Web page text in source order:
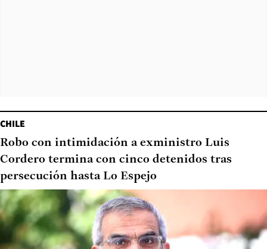
CHILE
Robo con intimidación a exministro Luis
Cordero termina con cinco detenidos tras
persecución hasta Lo Espejo